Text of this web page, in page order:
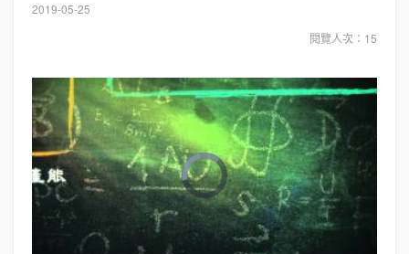
2019-05-25
閱覽人次：15